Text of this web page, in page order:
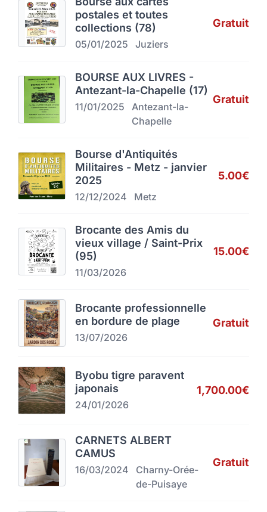
postales et toutes
collections (78)
05/01/2025 Juziers
Gratuit
BOURSE AUX LIVRES -
Antezant-la-Chapelle (17)
11/01/2025
Antezant-la-
Chapelle
Gratuit
Bourse d'Antiquités
Militaires - Metz - janvier
2025
12/12/2024 Metz
5.00€
Brocante des Amis du
vieux village / Saint-Prix
(95)
11/03/2026
15.00€
Brocante professionnelle
en bordure de plage
13/07/2026
Gratuit
Byobu tigre paravent
japonais
24/01/2026
1,700.00€
CARNETS ALBERT
CAMUS
16/03/2024
Charny-Orée-
de-Puisaye
Gratuit